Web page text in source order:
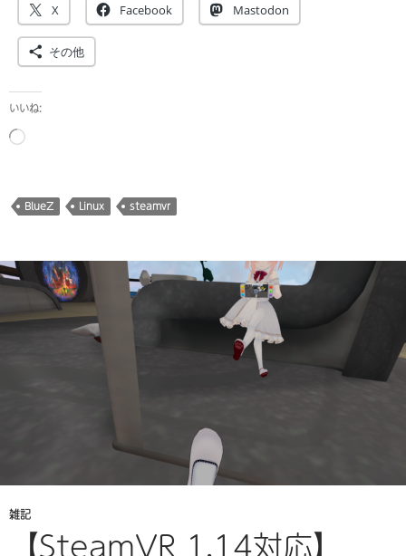
X Facebook Mastodon
その他
いいね:
読
み
BlueZ Linux steamvr
雑記
【SteamVR 1.14対応】